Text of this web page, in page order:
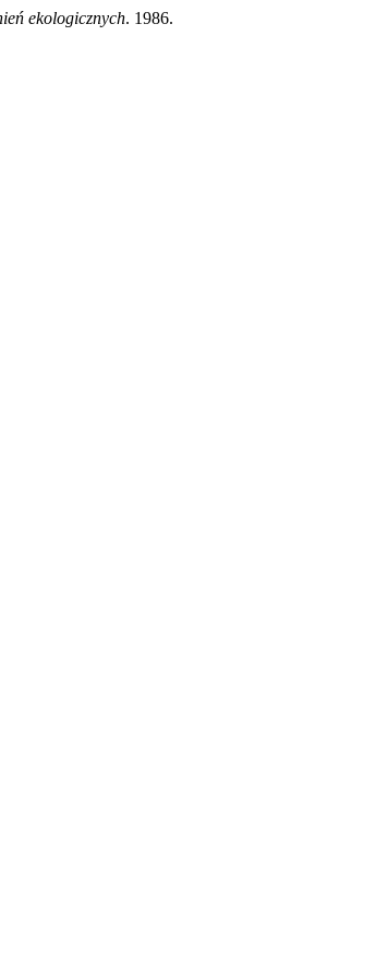
ekologicznych. 1986.